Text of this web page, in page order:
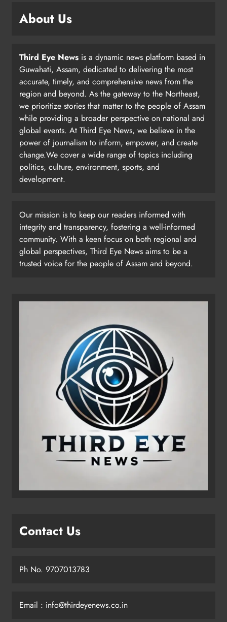
About Us
Third Eye News is a dynamic news platform based in
Guwahati, Assam, dedicated to delivering the most
accurate, timely, and comprehensive news from the
region and beyond. As the gateway to the Northeast,
we prioritize stories that matter to the people of Assam
while providing a broader perspective on national and
global events. At Third Eye News, we believe in the
power of journalism to inform, empower, and create
change.We cover a wide range of topics including
politics, culture, environment, sports, and
development.
Our mission is to keep our readers informed with
integrity and transparency, fostering a well-informed
community. With a keen focus on both regional and
global perspectives, Third Eye News aims to be a
trusted voice for the people of Assam and beyond.
Contact Us
Ph No. 9707013783
Email : info@thirdeyenews.co.in